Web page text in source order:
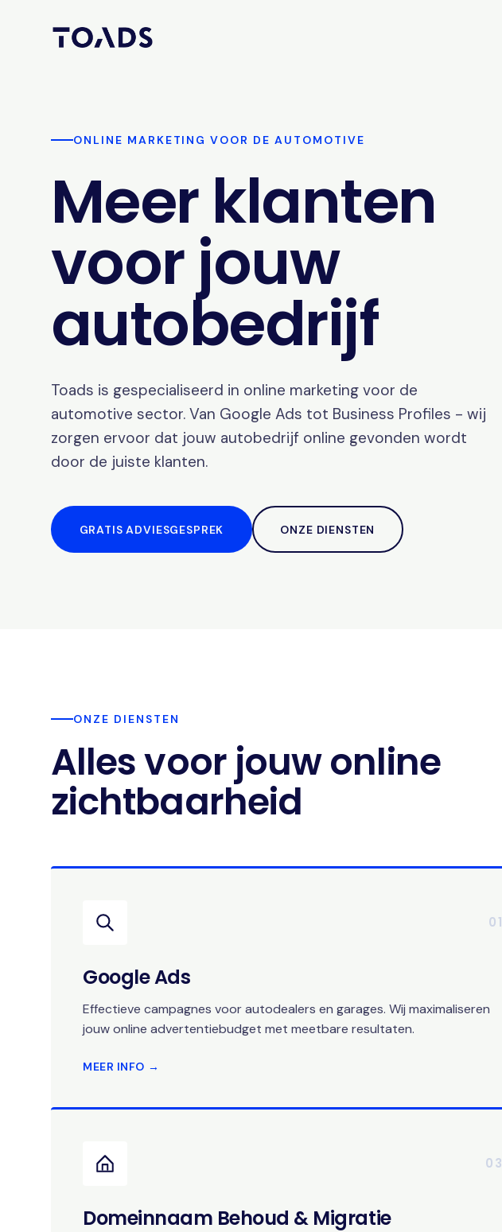
ONLINE MARKETING VOOR DE AUTOMOTIVE
Meer klanten
voor jouw
autobedrijf
Toads is gespecialiseerd in online marketing voor de
automotive sector. Van Google Ads tot Business Profiles - wij
zorgen ervoor dat jouw autobedrijf online gevonden wordt
door de juiste klanten.
GRATIS ADVIESGESPREK ONZE DIENSTEN
ONZE DIENSTEN
Alles voor jouw online
zichtbaarheid
01
Google Ads
Effectieve campagnes voor autodealers en garages. Wij maximaliseren
jouw online advertentiebudget met meetbare resultaten.
MEER INFO →
03
Domeinnaam Behoud & Migratie